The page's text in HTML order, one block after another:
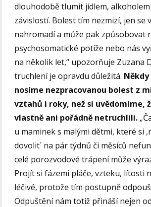
dlouhodobě tlumit jídlem,
závislostí. Bolest tím nezmizí, jen se
nahromadí a může pak způsobovat
psychosomatické potíže nebo nás
na několik let,“ upozorňuje Zuzana
truchlení je opravdu důležitá.
nosíme nezpracovanou bolest z
vztahů i roky, než si uvědomíme,
vlastně ani pořádně netruchlili.
u maminek s malými dětmi, které si
dovolit´ na pár týdnů či měsíců
celé porozvodové trápení může
Projít si fázemi pláče, vzteku, lítosti
léčivé, protože tím postupně
Odpuštění nám totiž přináší nejen